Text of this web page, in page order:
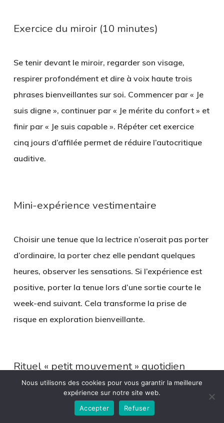
Exercice du miroir (10 minutes)
Se tenir devant le miroir, regarder son visage,
respirer profondément et dire à voix haute trois
phrases bienveillantes sur soi. Commencer par « Je
suis digne », continuer par « Je mérite du confort » et
finir par « Je suis capable ». Répéter cet exercice
cinq jours d’affilée permet de réduire l’autocritique
auditive.
Mini-expérience vestimentaire
Choisir une tenue que la lectrice n’oserait pas porter
d’ordinaire, la porter chez elle pendant quelques
heures, observer les sensations. Si l’expérience est
positive, porter la tenue lors d’une sortie courte le
week-end suivant. Cela transforme la prise de
risque en exploration bienveillante.
Rituel « petit mouvement » quotidien
Programmer une alarme quotidienne de dix minutes
pour bouger sans objectif de calories : une danse
Nous utilisons des cookies pour vous garantir la meilleure
expérience sur notre site web.
Accepter
Refuser